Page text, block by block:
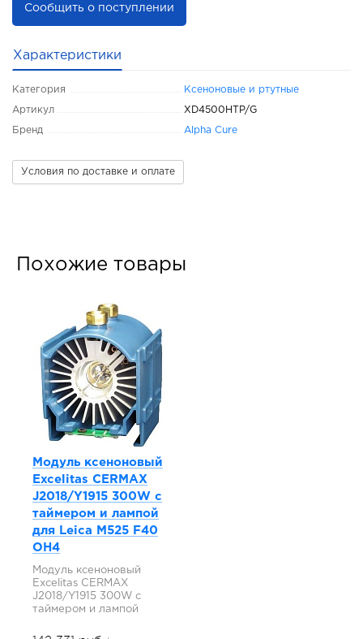
Сообщить о поступлении
Характеристики
Категория Ксеноновые и ртутные
Артикул XD4500HTP/G
Бренд Alpha Cure
Условия по доставке и оплате
Похожие товары
Модуль ксеноновый
Excelitas CERMAX
J2018/Y1915 300W с
таймером и лампой
для Leica M525 F40
OH4
Модуль ксеноновый
Excelitas CERMAX
J2018/Y1915 300W с
таймером и лампой